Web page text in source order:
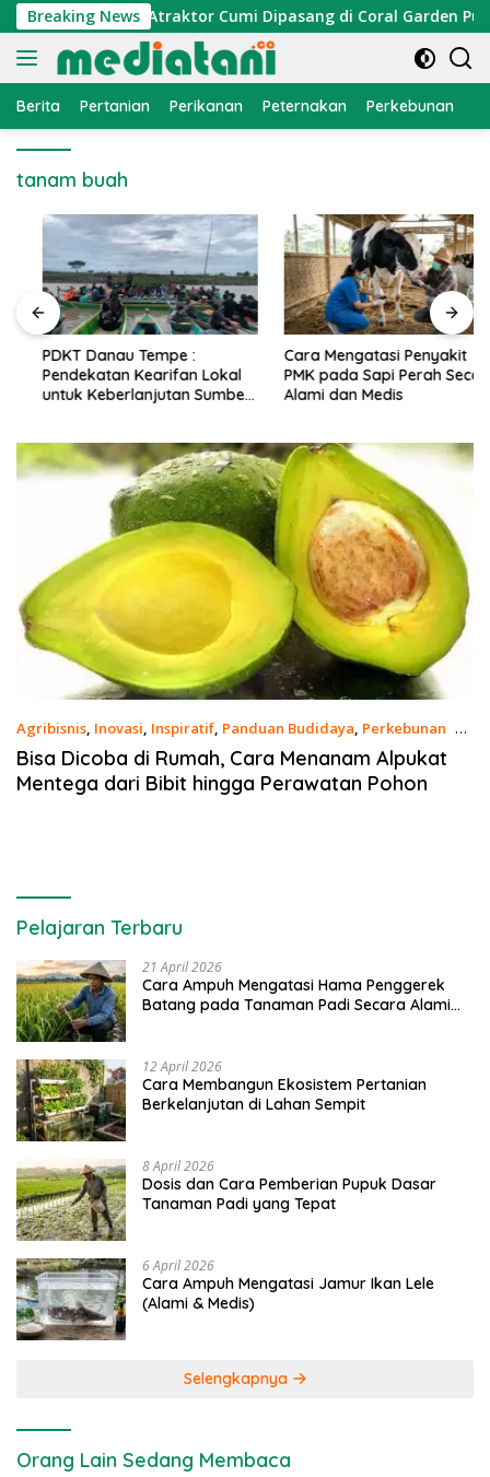
Langsung
ke
konten
Breaking News
Nelayan, Atraktor Cumi Dipasang di Coral Garden Pulau
Berita Pertanian Perikanan Peternakan Perkebunan
tanam buah
PDKT Danau Tempe :
Pendekatan Kearifan Lokal
untuk Keberlanjutan Sumber
Cara Mengatasi Penyakit
PMK pada Sapi Perah Secara
Alami dan Medis
Agribisnis, Inovasi, Inspiratif, Panduan Budidaya, Perkebunan 29
Oktober 2023
Bisa Dicoba di Rumah, Cara Menanam Alpukat
Mentega dari Bibit hingga Perawatan Pohon
Pelajaran Terbaru
21 April 2026
Cara Ampuh Mengatasi Hama Penggerek
Batang pada Tanaman Padi Secara Alami
12 April 2026
Cara Membangun Ekosistem Pertanian
Berkelanjutan di Lahan Sempit
8 April 2026
Dosis dan Cara Pemberian Pupuk Dasar
Tanaman Padi yang Tepat
6 April 2026
Cara Ampuh Mengatasi Jamur Ikan Lele
(Alami & Medis)
Selengkapnya
Orang Lain Sedang Membaca